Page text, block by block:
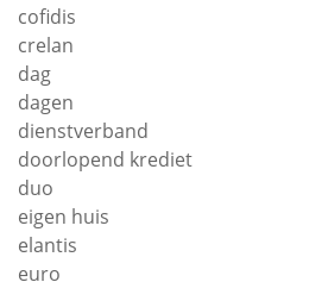
cofidis
crelan
dag
dagen
dienstverband
doorlopend krediet
duo
eigen huis
elantis
euro